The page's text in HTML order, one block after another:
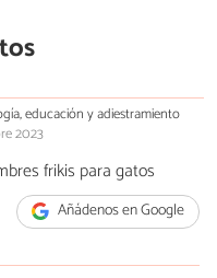
educación y adiestramiento
2023
Añádenos en Google